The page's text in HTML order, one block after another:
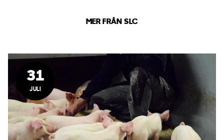
MER FRÅN SLC
31
JULI